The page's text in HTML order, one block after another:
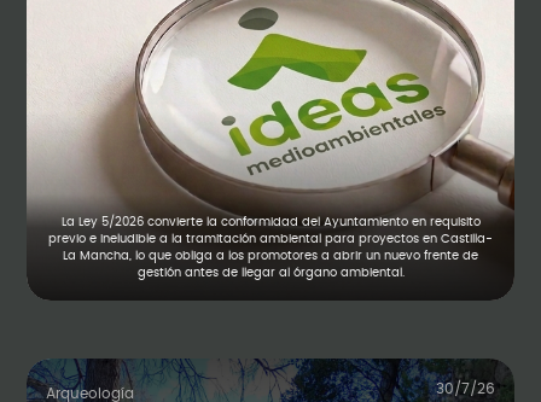
La Ley 5/2026 convierte la conformidad del Ayuntamiento en requisito
previo e ineludible a la tramitación ambiental para proyectos en Castilla-
La Mancha, lo que obliga a los promotores a abrir un nuevo frente de
gestión antes de llegar al órgano ambiental.
Arqueología 30/7/26